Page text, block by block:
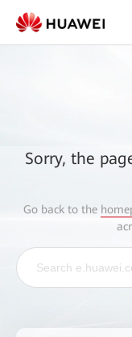
Sorry, the
Go back to the